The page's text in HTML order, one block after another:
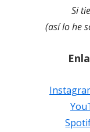
Si
(así lo he